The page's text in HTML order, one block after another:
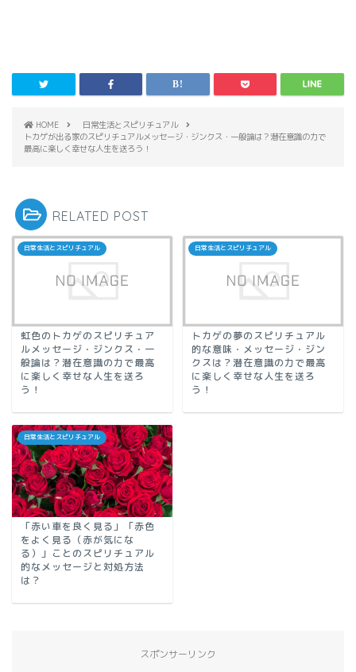
HOME
日常生活とスピリチュアル
トカゲが出る家のスピリチュアルメッセージ・ジンクス・一般論は？潜在意識の力で
最高に楽しく幸せな人生を送ろう！
RELATED POST
日常生活とスピリチュアル
虹色のトカゲのスピリチュア
ルメッセージ・ジンクス・一
般論は？潜在意識の力で最高
に楽しく幸せな人生を送ろ
う！
日常生活とスピリチュアル
トカゲの夢のスピリチュアル
的な意味・メッセージ・ジン
クスは？潜在意識の力で最高
に楽しく幸せな人生を送ろ
う！
日常生活とスピリチュアル
「赤い車を良く見る」「赤色
をよく見る（赤が気にな
る）」ことのスピリチュアル
的なメッセージと対処方法
は？
スポンサーリンク